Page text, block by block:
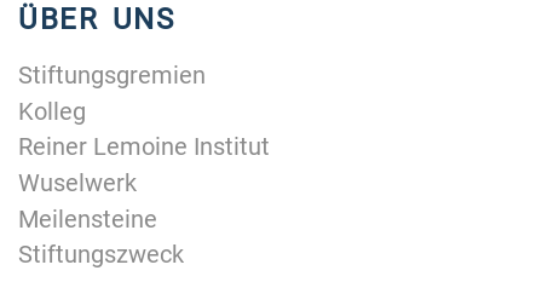
ÜBER UNS
Stiftungsgremien
Kolleg
Reiner Lemoine Institut
Wuselwerk
Meilensteine
Stiftungszweck